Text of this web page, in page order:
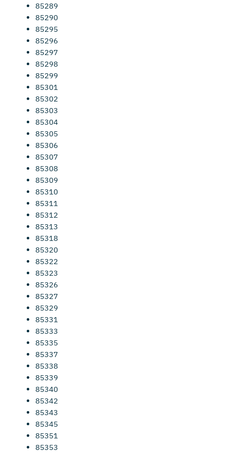
85289
85290
85295
85296
85297
85298
85299
85301
85302
85303
85304
85305
85306
85307
85308
85309
85310
85311
85312
85313
85318
85320
85322
85323
85326
85327
85329
85331
85333
85335
85337
85338
85339
85340
85342
85343
85345
85351
85353